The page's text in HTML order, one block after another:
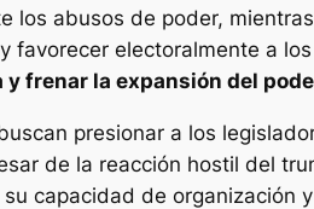
los abusos de poder,
favorecer electoralmente a
frenar la expansión del
presionar a los
de la reacción hostil del
capacidad de organización